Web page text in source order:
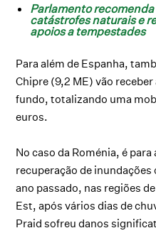
Parlamento
catástrofes naturais e
apoios a tempestades
Para além de Espanha,
Chipre (9,2 ME) vão
fundo, totalizando uma
euros.
No caso da Roménia, é
recuperação de
ano passado, nas regiões
Est, após vários dias de
Praid sofreu danos